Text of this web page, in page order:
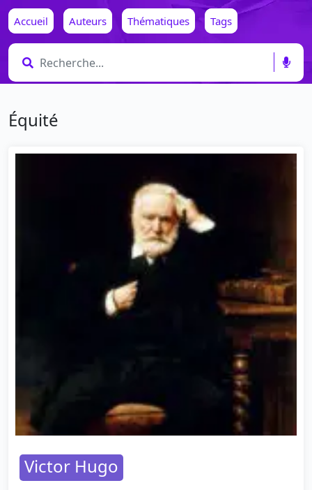
Accueil Auteurs Thématiques Tags
Équité
Victor Hugo